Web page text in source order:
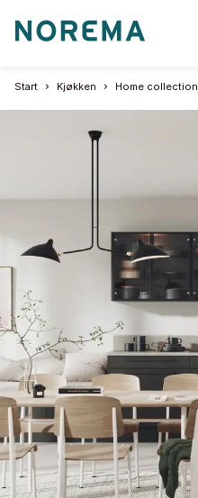
Go
page
Start Kjøkken Home collection